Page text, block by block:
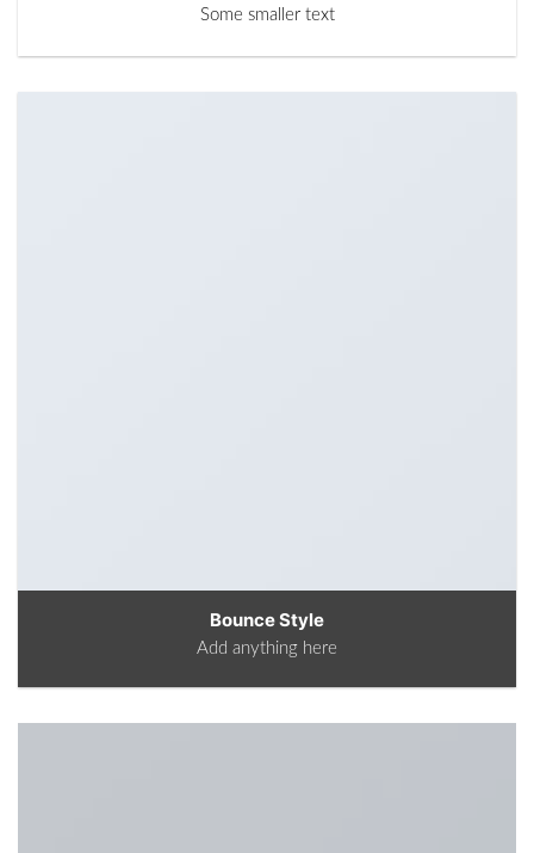
Some smaller text
Bounce Style
Add anything here